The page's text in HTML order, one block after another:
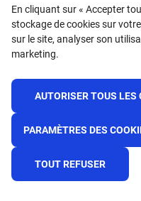
En cliquant sur « Accepter
stockage de cookies sur
sur le site, analyser son
marketing.
AUTORISER TOUS LES
PARAMÈTRES DES
TOUT REFUSER
SUIVEZ-NOUS SUR
© 2021 APOK